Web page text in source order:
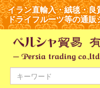
イラン直輸入・絨毯・良
ドライフルーツ等の通販